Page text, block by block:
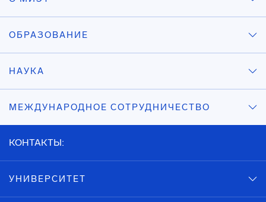
ОБРАЗОВАНИЕ
НАУКА
МЕЖДУНАРОДНОЕ СОТРУДНИЧЕСТВО
КОНТАКТЫ:
УНИВЕРСИТЕТ